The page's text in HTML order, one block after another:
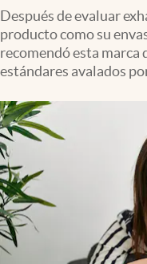
Clima
Espiritualidad
abre en nueva pestaña
México
Después de evaluar
producto como su
recomendó esta marca
estándares avalados